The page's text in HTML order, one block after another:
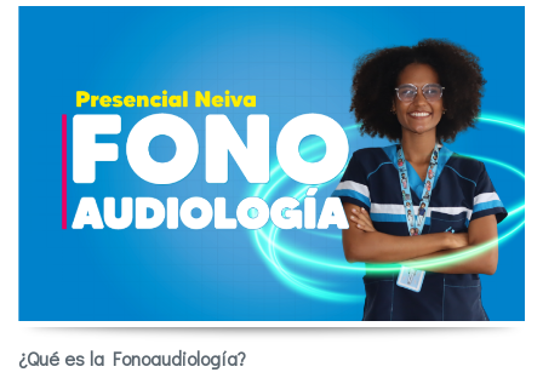
¿Qué es la Fonoaudiología?